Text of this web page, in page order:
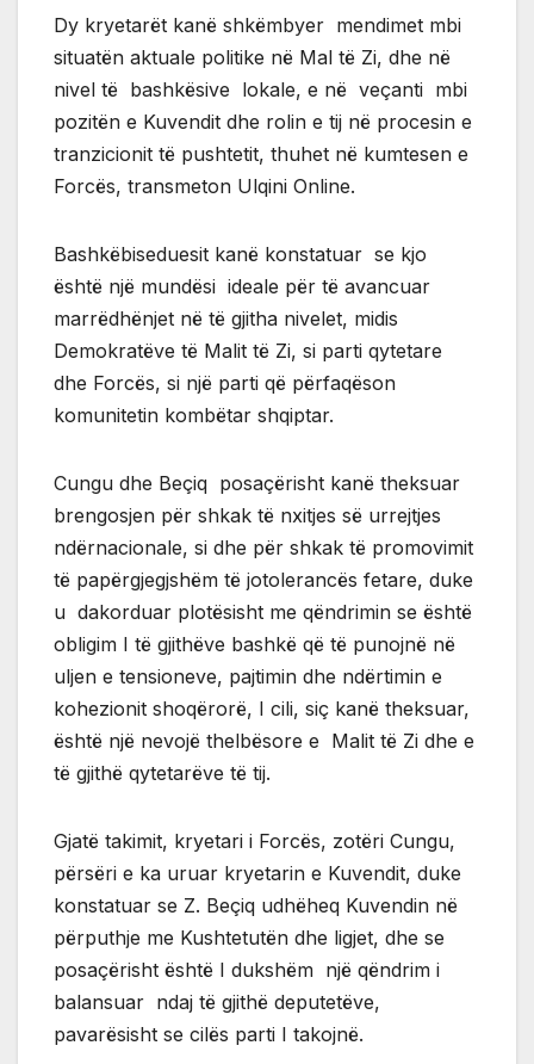
Dy kryetarët kanë shkëmbyer mendimet mbi
situatën aktuale politike në Mal të Zi, dhe në
nivel të bashkësive lokale, e në veçanti mbi
pozitën e Kuvendit dhe rolin e tij në procesin e
tranzicionit të pushtetit, thuhet në kumtesen e
Forcës, transmeton Ulqini Online.
Bashkëbiseduesit kanë konstatuar se kjo
është një mundësi ideale për të avancuar
marrëdhënjet në të gjitha nivelet, midis
Demokratëve të Malit të Zi, si parti qytetare
dhe Forcës, si një parti që përfaqëson
komunitetin kombëtar shqiptar.
Cungu dhe Beçiq posaçërisht kanë theksuar
brengosjen për shkak të nxitjes së urrejtjes
ndërnacionale, si dhe për shkak të promovimit
të papërgjegjshëm të jotolerancës fetare, duke
u dakorduar plotësisht me qëndrimin se është
obligim I të gjithëve bashkë që të punojnë në
uljen e tensioneve, pajtimin dhe ndërtimin e
kohezionit shoqërorë, I cili, siç kanë theksuar,
është një nevojë thelbësore e Malit të Zi dhe e
të gjithë qytetarëve të tij.
Gjatë takimit, kryetari i Forcës, zotëri Cungu,
përsëri e ka uruar kryetarin e Kuvendit, duke
konstatuar se Z. Beçiq udhëheq Kuvendin në
përputhje me Kushtetutën dhe ligjet, dhe se
posaçërisht është I dukshëm një qëndrim i
balansuar ndaj të gjithë deputetëve,
pavarësisht se cilës parti I takojnë.